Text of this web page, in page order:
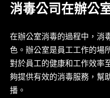
消毒公司在辦公
在辦公室消毒的過程中，消
色。辦公室是員工工作的場
對於員工的健康和工作效率
夠提供有效的消毒服務，幫
播。